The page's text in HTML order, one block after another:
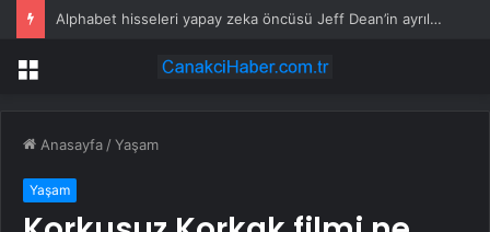
Alphabet hisseleri yapay zeka öncüsü Jeff Dean’in ayrılmasıyla %5 düştü
Menü
Anasayfa /Yaşam
Yaşam